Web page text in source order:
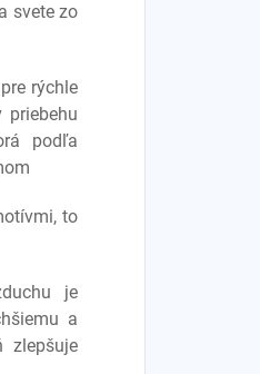
svete zo
rýchle
priebehu
podľa
to
je
a
zlepšuje